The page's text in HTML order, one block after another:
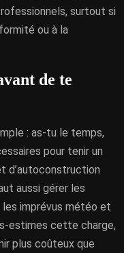
surtout si
ou à la
de te
: as-tu le temps,
pour tenir un
d’autoconstruction
aussi gérer les
les imprévus météo et
estimes cette charge,
plus coûteux que